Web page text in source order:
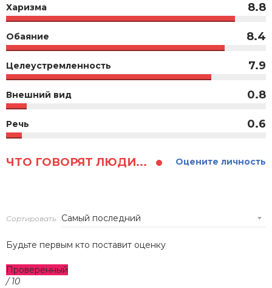
Харизма 8.8
Обаяние 8.4
Целеустремленность 7.9
Внешний вид 0.8
Речь 0.6
ЧТО ГОВОРЯТ ЛЮДИ... Оцените личность
Сортировать:
Будьте первым кто поставит оценку
Проверенный
/ 10